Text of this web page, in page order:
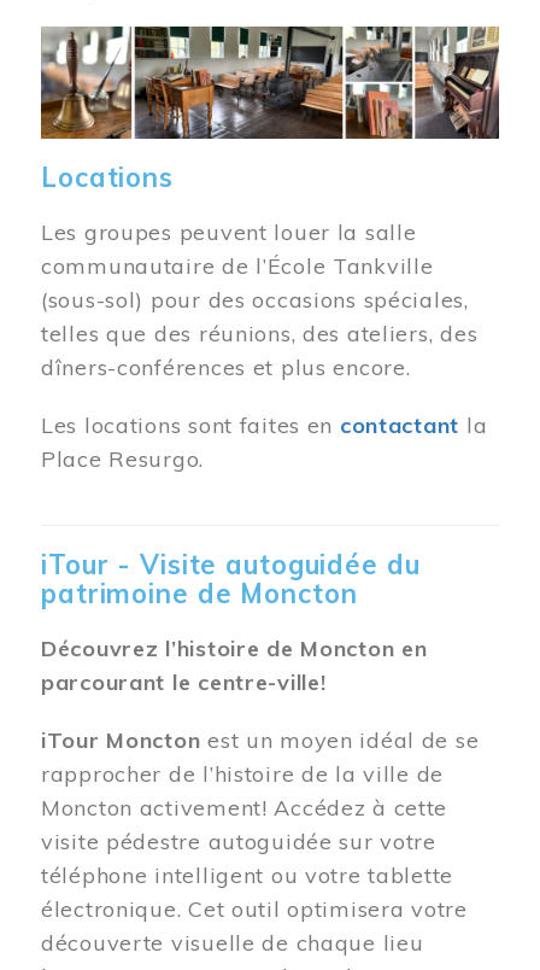
Image
Locations
Les groupes peuvent louer la salle
communautaire de l’École Tankville
(sous-sol) pour des occasions spéciales,
telles que des réunions, des ateliers, des
dîners-conférences et plus encore.
Les locations sont faites en contactant la
Place Resurgo.
iTour - Visite autoguidée du
patrimoine de Moncton
Découvrez l’histoire de Moncton en
parcourant le centre-ville!
iTour Moncton est un moyen idéal de se
rapprocher de l’histoire de la ville de
Moncton activement! Accédez à cette
visite pédestre autoguidée sur votre
téléphone intelligent ou votre tablette
électronique. Cet outil optimisera votre
découverte visuelle de chaque lieu